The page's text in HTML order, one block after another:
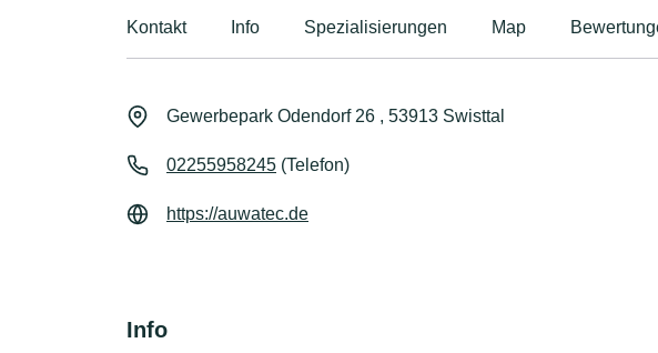
Kontakt Info Spezialisierungen Map
Gewerbepark Odendorf 26 , 53913 Swisttal
02255958245 (Telefon)
https://auwatec.de
Info